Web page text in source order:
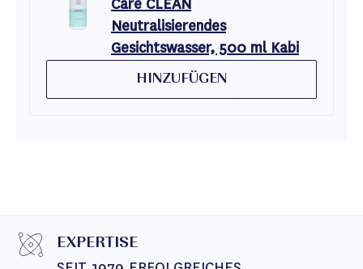
Care CLEAN
Neutralisierendes
Gesichtswasser, 500 ml Kabi
HINZUFÜGEN
EXPERTISE